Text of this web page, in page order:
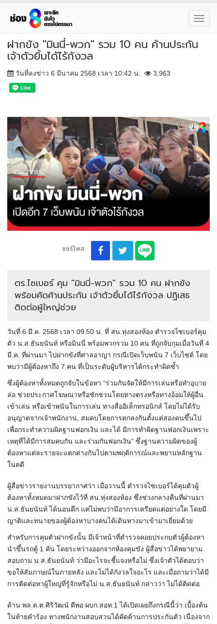
ฝากขัง "มินนี่-พวก" รวม 10 คน ค้านประกัน
เจ้าตัวยิ้มได้ไร้กังวล
วันที่ลงข่าว 6 มีนาคม 2568 เวลา 10:42 น. 3,963
แชร์โพส
ตร.ไซเบอร์ คุม "มินนี่-พวก" รวม 10 คน ฝากขัง
พร้อมคัดค้านประกัน เจ้าตัวยิ้มได้ไร้กังวล ปฏิเสธ
ติดต่อผู้ใหญ่ช่วย
วันที่ 6 มี.ค. 2568 เวลา 09.50 น. ที่ สน.ทุ่งสองห้อง ตำรวจไซเบอร์คุม
ตัว น.ส.ธันยนันท์ หรือมินนี่ พร้อมพวกรวม 10 คน ที่ถูกจับกุมเมื่อวันที่ 4
มี.ค. ที่ผ่านมา ไปฝากขังที่ศาลอาญา กรณีเปิดเว็บพนัน 7 เว็บไซต์ โดย
พบว่ามีผู้ต้องหาถึง 7 คน ที่เป็นระดับผู้บริหารได้กระทำผิดซ้ำ
ซึ่งผู้ต้องหาทั้งหมดถูกจับในข้อหา “ร่วมกันจัดให้มีการเล่นหรือทำอุบาย
ล่อ ช่วยประกาศโฆษณาหรือชักชวนโดยทางตรงหรือทางอ้อมให้ผู้อื่น
เข้าเล่น หรือเข้าพนันในการเล่น ทางสื่ออิเล็กทรอนิกส์ โดยไม่ได้รับ
อนุญาตจากเจ้าพนักงาน, สมคบโดยการตกลงกันตั้งแต่สองคนขึ้นไป
เพื่อกระทำความผิดฐานฟอกเงิน และได้ มีการทำผิดฐานฟอกเงินเพราะ
เหตุที่ได้มีการสมคบกัน และร่วมกันฟอกเงิน” ซึ่งฐานความผิดของผู้
ต้องหาแต่ละรายจะแตกต่างกันไปตามพฤติการณ์และพยานหลักฐาน
ในคดี
ผู้สื่อข่าวรายงานบรรยากาศว่า เมื่อวานนี้ ตำรวจไซเบอร์ได้คุมตัวผู้
ต้องหาทั้งหมดมาฝากขังไว้ที่ สน.ทุ่งสองห้อง ซึ่งช่วงกลางคืนที่ผ่านมา
น.ส.ธันยนันท์ ได้นอนดึก แต่ไม่พบว่ามีอาการเครียดแต่อย่างใด โดยมี
ญาติและทนายของผู้ต้องหาบางคนได้เดินทางมาเข้ามาเยี่ยมด้วย
สำหรับการคุมตัวฝากขังนั้น มีเจ้าหน้าที่ตำรวจคอยประกบตัวผู้ต้องหา
นำขึ้นรถตู้ 1 คัน โดยระหว่างออกจากห้องคุมขัง ผู้สื่อข่าวได้พยายาม
สอบถาม น.ส.ธันยนันท์ ว่ามีอะไรจะชี้แจงหรือไม่ ซึ่งเจ้าตัวได้ตอบว่า
ขอให้สัมภาษณ์ในภายหลัง และไม่ได้กังวลใจอะไร และเมื่อถามว่าได้มี
การติดต่อหาผู้ใหญ่ที่รู้จักหรือไม่ น.ส.ธันยนันท์ กล่าวว่า ไม่ได้ติดต่อ
ด้าน พล.ต.ต.ศิริวัฒน์ ดีพอ ผบก.สอท.1 ได้เปิดเผยถึงกรณีนี้ว่า เบื้องต้น
ในท้ายคำร้อง ทางพนักงานสอบสวนได้คัดค้านการประกันตัว เนื่องจาก